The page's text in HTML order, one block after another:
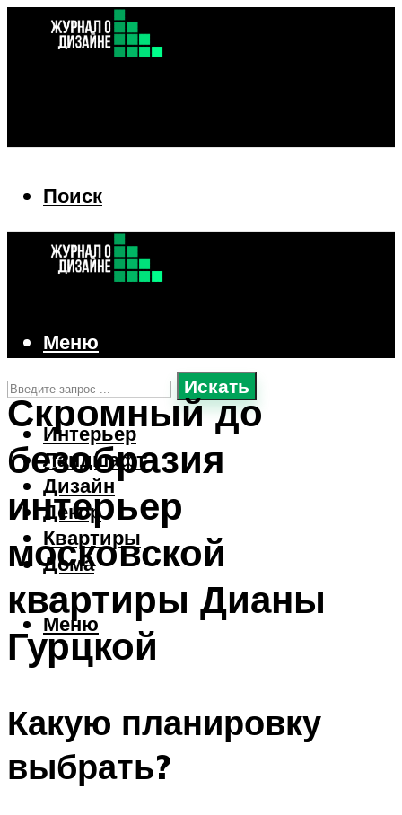
Поиск
Искать
Интерьер
Ландшафт
Дизайн
Декор
Квартиры
Дома
Меню
Меню
Скромный до
безобразия
интерьер
московской
квартиры Дианы
Гурцкой
Какую планировку
выбрать?